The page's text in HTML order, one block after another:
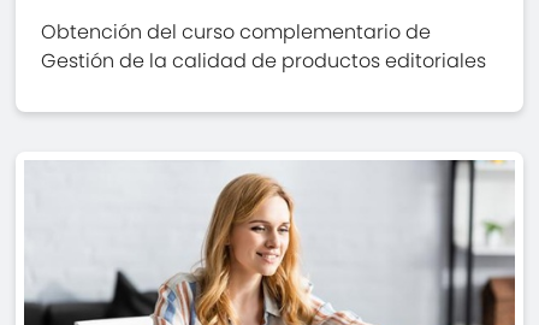
Obtención del curso complementario de
Gestión de la calidad de productos editoriales